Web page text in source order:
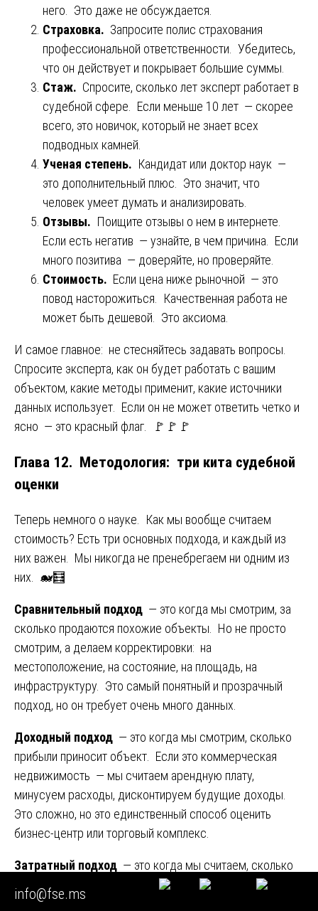
него. Это даже не обсуждается.
Страховка. Запросите полис страхования
профессиональной ответственности. Убедитесь,
что он действует и покрывает большие суммы.
Стаж. Спросите, сколько лет эксперт работает в
судебной сфере. Если меньше 10 лет — скорее
всего, это новичок, который не знает всех
подводных камней.
Ученая степень. Кандидат или доктор наук —
это дополнительный плюс. Это значит, что
человек умеет думать и анализировать.
Отзывы. Поищите отзывы о нем в интернете.
Если есть негатив — узнайте, в чем причина. Если
много позитива — доверяйте, но проверяйте.
Стоимость. Если цена ниже рыночной — это
повод насторожиться. Качественная работа не
может быть дешевой. Это аксиома.
И самое главное: не стесняйтесь задавать вопросы.
Спросите эксперта, как он будет работать с вашим
объектом, какие методы применит, какие источники
данных использует. Если он не может ответить четко и
ясно — это красный флаг. 🚩🚩🚩
Глава 12. Методология: три кита судебной
оценки
Теперь немного о науке. Как мы вообще считаем
стоимость? Есть три основных подхода, и каждый из
них важен. Мы никогда не пренебрегаем ни одним из
них. 🐋🧮
Сравнительный подход — это когда мы смотрим, за
сколько продаются похожие объекты. Но не просто
смотрим, а делаем корректировки: на
местоположение, на состояние, на площадь, на
инфраструктуру. Это самый понятный и прозрачный
подход, но он требует очень много данных.
Доходный подход — это когда мы смотрим, сколько
прибыли приносит объект. Если это коммерческая
недвижимость — мы считаем арендную плату,
минусуем расходы, дисконтируем будущие доходы.
Это сложно, но это единственный способ оценить
бизнес-центр или торговый комплекс.
Затратный подход — это когда мы считаем, сколько
будет стоить построить такой же объект сегодня,
минус износ. Этот подход хорош для уникальных
info@fse.ms